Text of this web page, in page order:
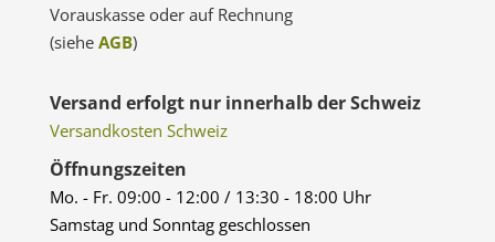
Vorauskasse oder auf Rechnung
(siehe AGB)
Versand erfolgt nur innerhalb der Schweiz
Versandkosten Schweiz
Öffnungszeiten
Mo. - Fr. 09:00 - 12:00 / 13:30 - 18:00 Uhr
Samstag und Sonntag geschlossen